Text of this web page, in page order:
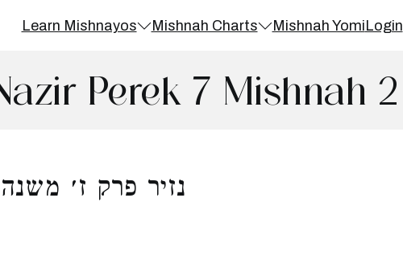
Learn Mishnayos Mishnah Charts Mishnah YomiLogin
Perek 7 Mishnah 2
נזיר פרק ז׳